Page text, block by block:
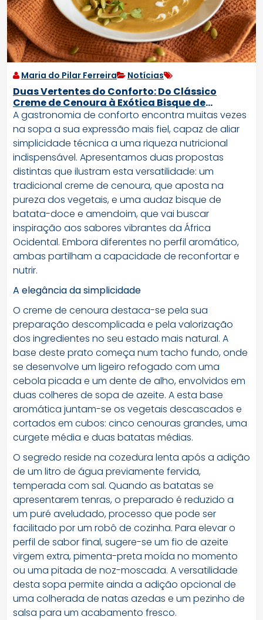
Maria do Pilar Ferreira Notícias
Duas Vertentes do Conforto: Do Clássico
Creme de Cenoura à Exótica Bisque de
Amendoim
A gastronomia de conforto encontra muitas vezes
na sopa a sua expressão mais fiel, capaz de aliar
simplicidade técnica a uma riqueza nutricional
indispensável. Apresentamos duas propostas
distintas que ilustram esta versatilidade: um
tradicional creme de cenoura, que aposta na
pureza dos vegetais, e uma audaz bisque de
batata-doce e amendoim, que vai buscar
inspiração aos sabores vibrantes da África
Ocidental. Embora diferentes no perfil aromático,
ambas partilham a capacidade de reconfortar e
nutrir.
A elegância da simplicidade
O creme de cenoura destaca-se pela sua
preparação descomplicada e pela valorização
dos ingredientes no seu estado mais natural. A
base deste prato começa num tacho fundo, onde
se desenvolve um ligeiro refogado com uma
cebola picada e um dente de alho, envolvidos em
duas colheres de sopa de azeite. A esta base
aromática juntam-se os vegetais descascados e
cortados em cubos: cinco cenouras grandes, uma
curgete média e duas batatas médias.
O segredo reside na cozedura lenta após a adição
de um litro de água previamente fervida,
temperada com sal. Quando as batatas se
apresentarem tenras, o preparado é reduzido a
um puré aveludado, processo que pode ser
facilitado por um robô de cozinha. Para elevar o
perfil de sabor final, sugere-se um fio de azeite
virgem extra, pimenta-preta moída no momento
ou uma pitada de noz-moscada. A versatilidade
desta sopa permite ainda a adição opcional de
uma colherada de natas azedas e um pezinho de
salsa para um acabamento fresco.